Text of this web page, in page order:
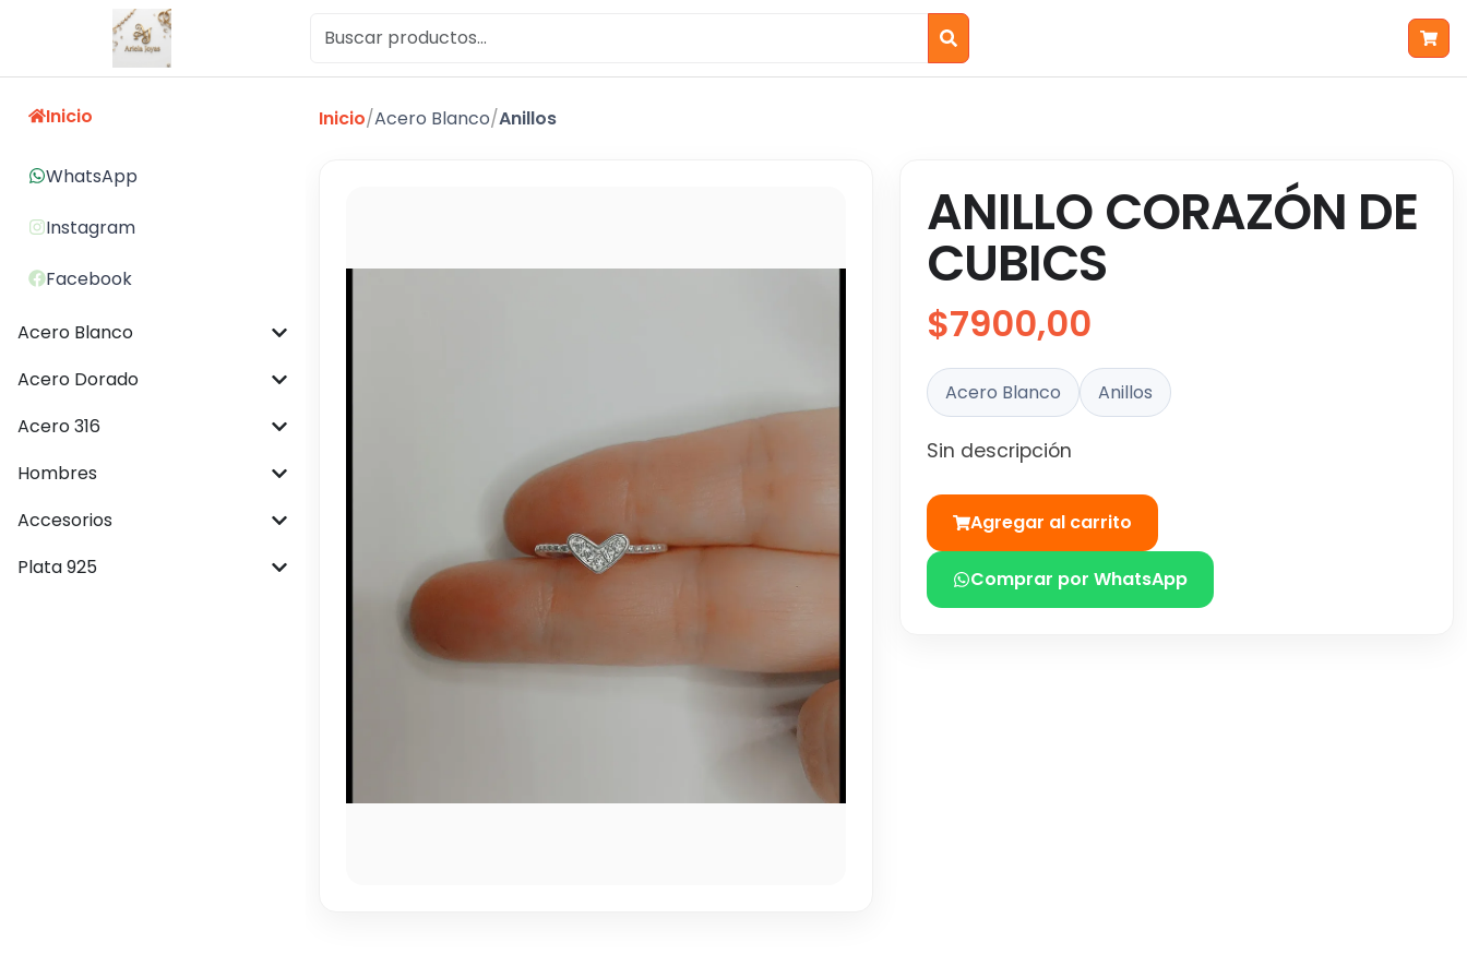
Inicio
WhatsApp
Instagram
Facebook
Acero Blanco
Acero Dorado
Acero 316
Hombres
Accesorios
Plata 925
Inicio/Acero Blanco/Anillos
ANILLO CORAZÓN DE
CUBICS
$7900,00
Acero Blanco Anillos
Sin descripción
Agregar al carrito
Comprar por WhatsApp